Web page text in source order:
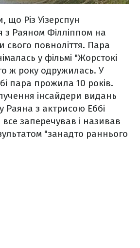
що Різ Уізерспун
з Раяном Філліппом на
свого повноліття. Пара
у фільмі "Жорстокі
ж року одружилась. У
пара прожила 10 років.
інсайдери видань
Раяна з актрисою Еббі
все заперечував і називав
"занадто раннього